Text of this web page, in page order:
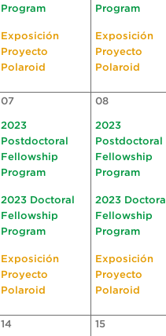
Program
Exposición
Proyecto
Polaroid
Program
Exposición
Proyecto
Polaroid
07
2023
Postdoctoral
Fellowship
Program
2023 Doctoral
Fellowship
Program
Exposición
Proyecto
Polaroid
08
2023
Postdoctoral
Fellowship
Program
2023 Doctoral
Fellowship
Program
Exposición
Proyecto
Polaroid
14 15